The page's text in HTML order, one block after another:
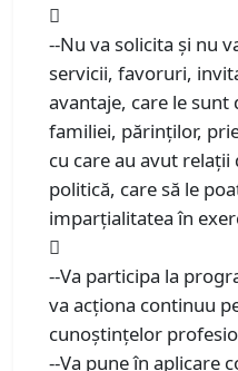

--Nu va solicita şi nu
servicii, favoruri,
avantaje, care le sunt
familiei, părinţilor,
cu care au avut relaţii
politică, care să le
imparţialitatea în

--Va participa la
va acţiona continuu
cunoştinţelor
--Va pune în aplicare